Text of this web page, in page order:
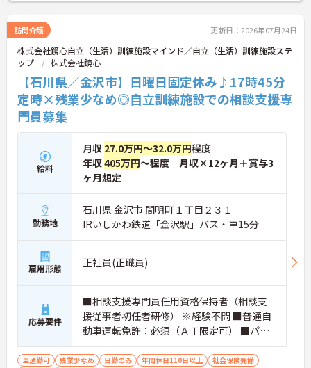
訪問介護 更新日：2026年07月24日
株式会社鏡心自立（生活）訓練施設マインド／自立（生活）訓練施設ステ
ップ
株式会社鏡心
【石川県／金沢市】日曜日固定休み♪17時45分
定時×残業少なめ◎自立訓練施設での相談支援専
門員募集
給料
月収 27.0万円～32.0万円程度
年収405万円～程度 月収×12ヶ月＋賞与3
ヶ月想定
勤務地
石川県 金沢市 間明町１丁目２３１
IRいしかわ鉄道「金沢駅」バス・車15分
雇用形態 正社員(正職員)
応募要件
■相談支援専門員任用資格保持者（相談支
援従事者初任者研修） ※経験不問 ■普通自
動車運転免許：必須（ＡＴ限定可） ■パソ
コン基本操作（ワード・エクセル）
車通勤可 残業少なめ 日勤のみ 年間休日110日以上
社会保険完備